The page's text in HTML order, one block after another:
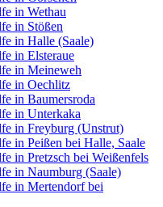
in Wethau
in Stößen
in Halle (Saale)
in Elsteraue
in Meineweh
in Oechlitz
in Baumersroda
in Unterkaka
in Freyburg (Unstrut)
in Peißen bei Halle, Saale
in Pretzsch bei Weißenfels
in Naumburg (Saale)
in Mertendorf bei